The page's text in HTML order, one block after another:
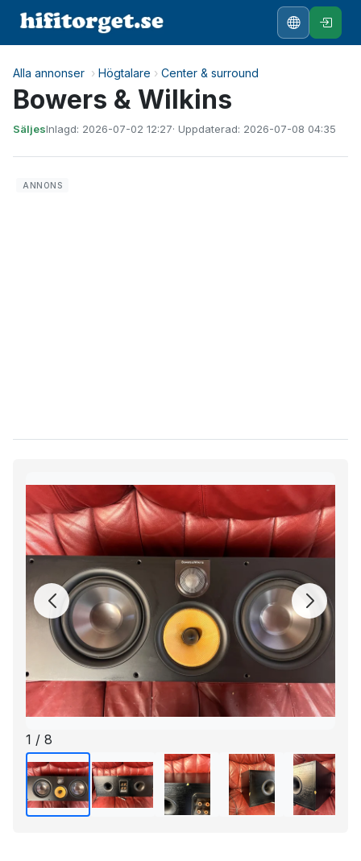
Alla annonser › Högtalare › Center & surround
Bowers & Wilkins
SäljesInlagd: 2026-07-02 12:27· Uppdaterad: 2026-07-08 04:35
1 / 8